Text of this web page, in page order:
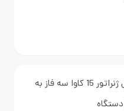
دیزل ژنراتور 15 کاوا سه فاز به